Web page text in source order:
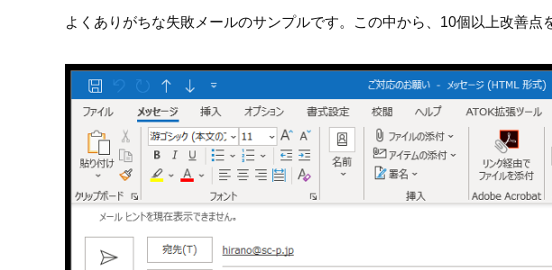
よくありがちな失敗メールのサンプルです。この中から、10個以上改善点